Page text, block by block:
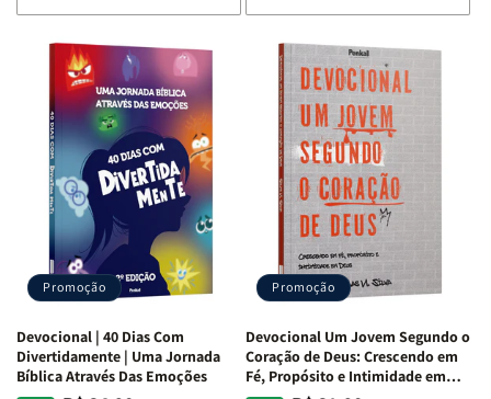
de
Devocional
Quarto
de
Guerra
Isabelle
S.
Alves
de
Devocional
Quarto
de
Guerra
|
Isabelle
S.
Alves
de
Devocional
Café
com
Mulheres
da
Bíblia
Equipe
Teológica
Penkal
de
Devocional
Café
com
Mulheres
da
Bíblia
|
Equipe
Teológica
Penkal
Promoção
Devocional | 40 Dias Com
Divertidamente | Uma Jornada
Bíblica Através Das Emoções
Promoção
Devocional Um Jovem Segundo o
Coração de Deus: Crescendo em
Fé, Propósito e Intimidade em